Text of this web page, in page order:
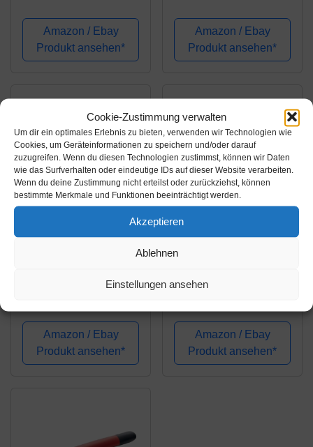
Cookie-Zustimmung verwalten
Um dir ein optimales Erlebnis zu bieten, verwenden wir Technologien wie
Cookies, um Geräteinformationen zu speichern und/oder darauf
zuzugreifen. Wenn du diesen Technologien zustimmst, können wir Daten
wie das Surfverhalten oder eindeutige IDs auf dieser Website verarbeiten.
Wenn du deine Zustimmung nicht erteilst oder zurückziehst, können
bestimmte Merkmale und Funktionen beeinträchtigt werden.
Akzeptieren
Ablehnen
Einstellungen ansehen
Ringschlüssel-Satz 4-
teilig, Multi, 8 mm-27
mm
Amazon / Ebay
Produkt ansehen*
tiefgekröpft 12-kant Sw
70mm
Amazon / Ebay
Produkt ansehen*
Bahco NS106-70
Ringschlüssel 2.3/16
Zoll funkenfrei, Gold
Amazon / Ebay
Produkt ansehen*
Amazon.de
58,71€
Bahco NS106-20
Ringschlüssel 5/8 Zoll
funkenfrei, Gold
Amazon / Ebay
Produkt ansehen*